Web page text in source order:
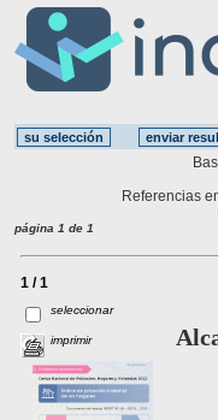
Referencias
página 1 de 1
1 / 1
seleccionar
imprimir